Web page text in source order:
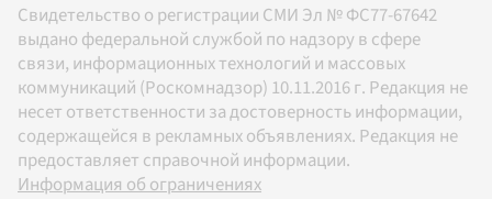
Свидетельство о регистрации СМИ Эл № ФС77-67642
выдано федеральной службой по надзору в сфере
связи, информационных технологий и массовых
коммуникаций (Роскомнадзор) 10.11.2016 г. Редакция не
несет ответственности за достоверность информации,
содержащейся в рекламных объявлениях. Редакция не
предоставляет справочной информации.
Информация об ограничениях